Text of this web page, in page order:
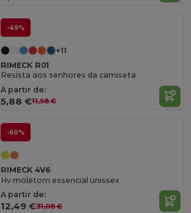
-49%
+11
RIMECK R01
Resista aos senhores da camiseta
A partir de:
5,88 €11,58 €
-60%
RIMECK 4V6
Hv moletom essencial unissex
A partir de:
12,49 €31,08 €